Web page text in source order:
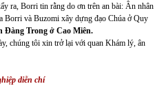
ra, Borri tin rằng do ơn trên an bài: Ân nhân
Borri và Buzomi xây dựng đạo Chúa ở Quy
Đàng Trong ở Cao Miên.
chúng tôi xin trở lại với quan Khám lý, ân
diễn chí